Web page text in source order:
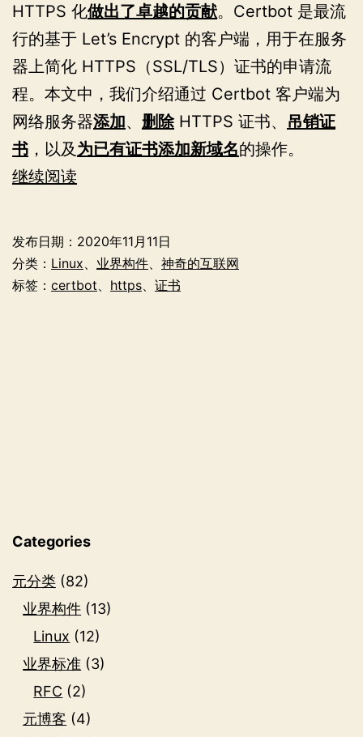
HTTPS 化做出了卓越的贡献。Certbot 是最流
行的基于 Let’s Encrypt 的客户端，用于在服务
器上简化 HTTPS（SSL/TLS）证书的申请流
程。本文中，我们介绍通过 Certbot 客户端为
网络服务器添加、 删除HTTPS 证书、 吊销证
书 ，以及 为已有证书添加新域名的操作。
继续阅读
管
理
发布日期： 2020年11月11日
分类： Linux 业界构件
神奇的互联网
标签： certbot https 证书
Categories
元分类 (82)
业界构件 (13)
Linux (12)
业界标准 (3)
RFC (2)
元博客 (4)